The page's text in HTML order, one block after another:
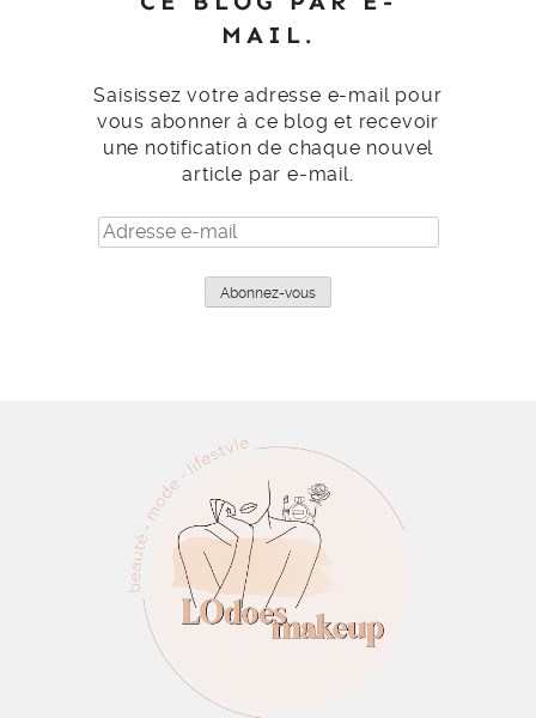
MAIL.
Saisissez votre adresse e-mail pour
vous abonner à ce blog et recevoir
une notification de chaque nouvel
article par e-mail.
Adresse
e-
Abonnez-vous